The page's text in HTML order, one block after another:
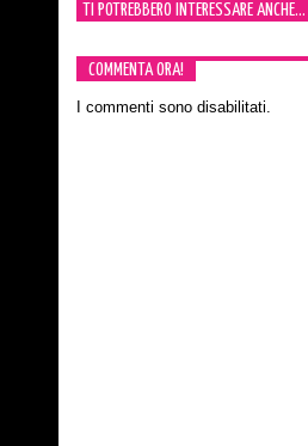
TI POTREBBERO INTERESSARE ANCHE...
COMMENTA ORA!
I commenti sono disabilitati.